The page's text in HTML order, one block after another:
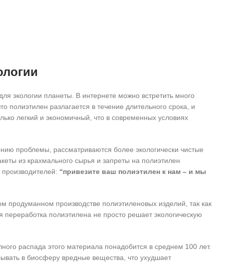
экологии планеты. В интернете можно встретить много
разлагается в течение длительного срока, и
легкий и экономичный, что в современных условиях
проблемы, рассматриваются более экологически чистые
из крахмального сырья и запреты на полиэтилен
“привезите ваш полиэтилен к нам – и мы
продуманном производстве полиэтиленовых изделий, так как
полиэтилена не просто решает экологическую
распада этого материала понадобится в среднем 100 лет.
в биосферу вредные вещества, что ухудшает